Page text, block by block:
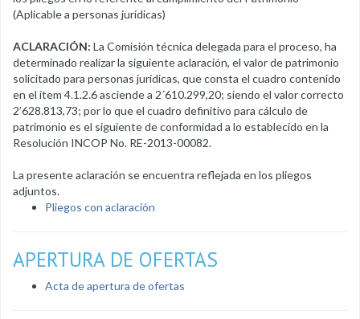
(Aplicable a personas jurídicas)
ACLARACIÓN: La Comisión técnica delegada para el proceso, ha
determinado realizar la siguiente aclaración, el valor de patrimonio
solicitado para personas jurídicas, que consta el cuadro contenido
en el ítem 4.1.2.6 asciende a 2´610.299,20; siendo el valor correcto
2’628.813,73; por lo que el cuadro definitivo para cálculo de
patrimonio es el siguiente de conformidad a lo establecido en la
Resolución INCOP No. RE-2013-00082.
La presente aclaración se encuentra reflejada en los pliegos
adjuntos.
Pliegos con aclaración
APERTURA DE OFERTAS
Acta de apertura de ofertas